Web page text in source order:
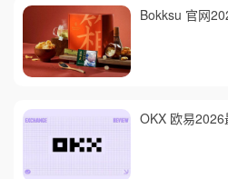
Bokksu 官网
OKX 欧易